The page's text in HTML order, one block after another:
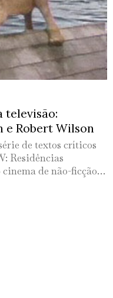
televisão:
e Robert Wilson
de textos críticos
Residências
de não-ficção…